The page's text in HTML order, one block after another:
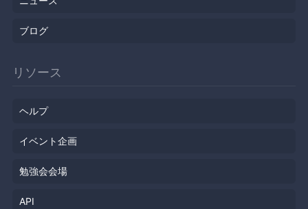
ブログ
リソース
ヘルプ
イベント企画
勉強会会場
API